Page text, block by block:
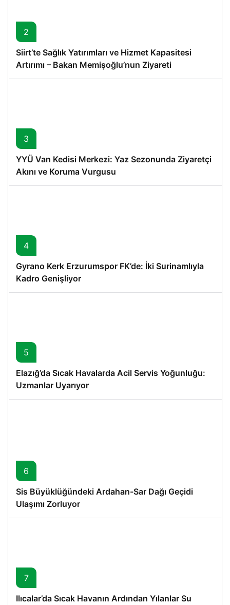
2
Siirt’te Sağlık Yatırımları ve Hizmet Kapasitesi
Artırımı – Bakan Memişoğlu’nun Ziyareti
3
YYÜ Van Kedisi Merkezi: Yaz Sezonunda Ziyaretçi
Akını ve Koruma Vurgusu
4
Gyrano Kerk Erzurumspor FK’de: İki Surinamlıyla
Kadro Genişliyor
5
Elazığ’da Sıcak Havalarda Acil Servis Yoğunluğu:
Uzmanlar Uyarıyor
6
Sis Büyüklüğündeki Ardahan-Sar Dağı Geçidi
Ulaşımı Zorluyor
7
Ilıcalar’da Sıcak Havanın Ardından Yılanlar Su